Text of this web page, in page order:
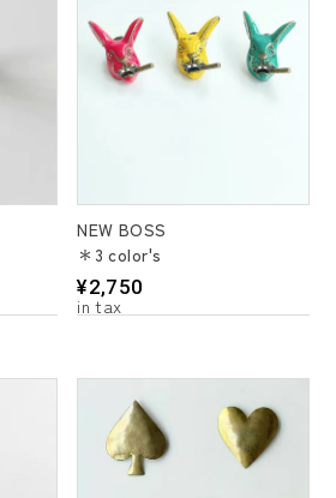
NEW BOSS
＊3 color's
¥2,750